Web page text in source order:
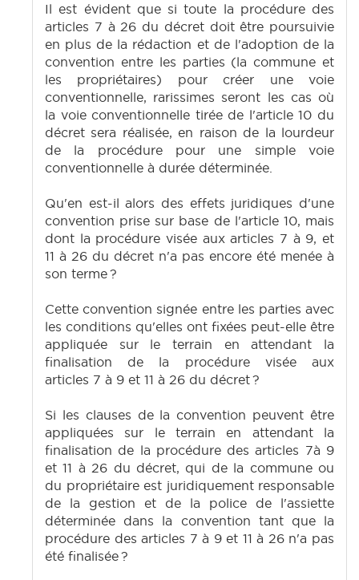
Il est évident que si toute la procédure des
articles 7 à 26 du décret doit être poursuivie
en plus de la rédaction et de l'adoption de la
convention entre les parties (la commune et
les propriétaires) pour créer une voie
conventionnelle, rarissimes seront les cas où
la voie conventionnelle tirée de l'article 10 du
décret sera réalisée, en raison de la lourdeur
de la procédure pour une simple voie
conventionnelle à durée déterminée.
Qu'en est-il alors des effets juridiques d'une
convention prise sur base de l'article 10, mais
dont la procédure visée aux articles 7 à 9, et
11 à 26 du décret n'a pas encore été menée à
son terme ?
Cette convention signée entre les parties avec
les conditions qu'elles ont fixées peut-elle être
appliquée sur le terrain en attendant la
finalisation de la procédure visée aux
articles 7 à 9 et 11 à 26 du décret ?
Si les clauses de la convention peuvent être
appliquées sur le terrain en attendant la
finalisation de la procédure des articles 7à 9
et 11 à 26 du décret, qui de la commune ou
du propriétaire est juridiquement responsable
de la gestion et de la police de l'assiette
déterminée dans la convention tant que la
procédure des articles 7 à 9 et 11 à 26 n'a pas
été finalisée ?